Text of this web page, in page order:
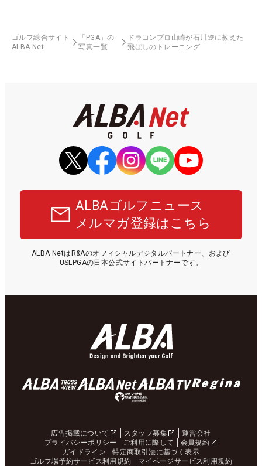
ゴルフ総合サイト
ALBA Net
「PGA」の
写真一覧
ドラコンプロ山崎が石川遼に教えた
飛ばしのトレーニング
ALBAゴルフニュース
メルマガ登録はこちら
ALBA NetはR&Aのオフィシャルデジタルパートナー、および
USLPGAの日本公式サイトパートナーです。
広告掲載について スタッフ募集
運営会社
プライバシーポリシー
ご利用に際して
会員規約
ガイドライン
特定商取引法に基づく表示
ゴルフ場予約サービス利用規約
マイページサービス利用規約